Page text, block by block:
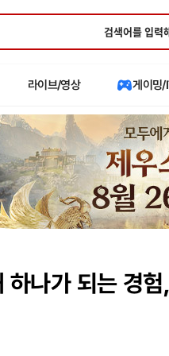
라이브/영상 게이밍/
나가 되는 경